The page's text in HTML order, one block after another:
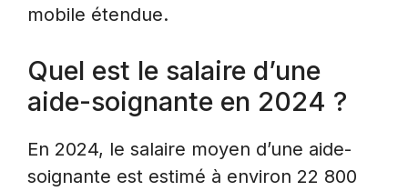
mobile étendue.
Quel est le salaire d’une
aide-soignante en 2024 ?
En 2024, le salaire moyen d’une aide-
soignante est estimé à environ 22 800